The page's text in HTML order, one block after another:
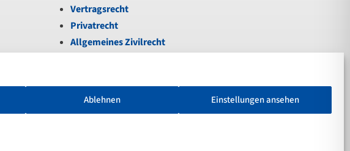
Ablehnen Einstellungen ansehen
Vertragsrecht
Privatrecht
Allgemeines Zivilrecht